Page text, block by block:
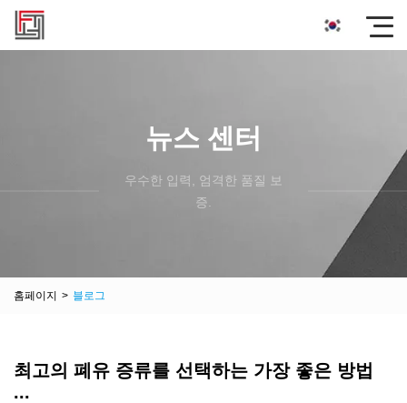
뉴스 센터
우수한 입력, 엄격한 품질 보
증.
홈페이지 > 블로그
최고의 폐유 증류를 선택하는 가장 좋은 방법
...